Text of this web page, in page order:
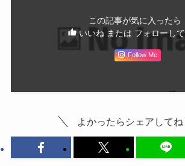
この記事が気に入ったら
いいね または フォローし
Follow Me
よかったらシェアしてね